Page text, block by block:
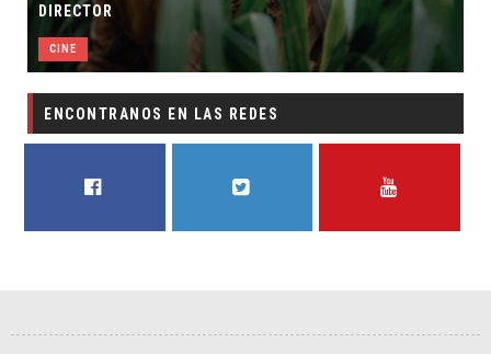
DIRECTOR
CINE
ENCONTRANOS EN LAS REDES